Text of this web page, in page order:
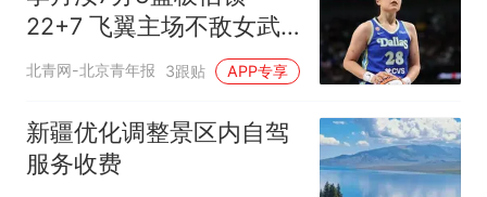
22+7 飞翼主场不敌女武
神
北青网-北京青年报 3跟贴 APP专享
新疆优化调整景区内自驾
服务收费